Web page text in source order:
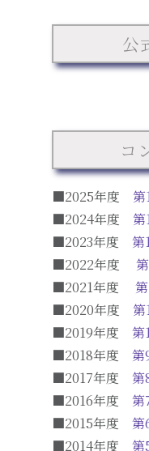
公
コ
■2025年度 第
■2024年度 第
■2023年度 第
■2022年度
■2021年度
■2020年度 第
■2019年度 第
■2018年度 第
■2017年度 第
■2016年度 第
■2015年度 第
■2014年度 第